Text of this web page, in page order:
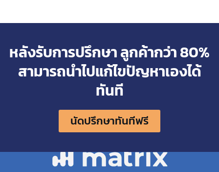
หลังรับการปรึกษา ลูกค้ากว่า 80%
สามารถนำไปแก้ไขปัญหาเองได้
ทันที
นัดปรึกษาทันทีฟรี